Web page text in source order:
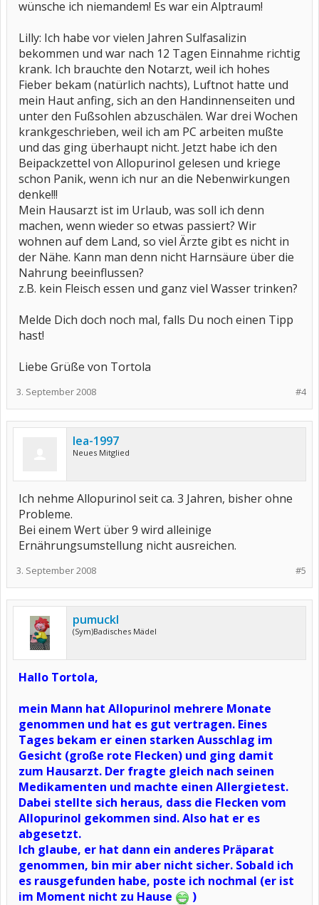
wünsche ich niemandem! Es war ein Alptraum!
Lilly: Ich habe vor vielen Jahren Sulfasalizin
bekommen und war nach 12 Tagen Einnahme richtig
krank. Ich brauchte den Notarzt, weil ich hohes
Fieber bekam (natürlich nachts), Luftnot hatte und
mein Haut anfing, sich an den Handinnenseiten und
unter den Fußsohlen abzuschälen. War drei Wochen
krankgeschrieben, weil ich am PC arbeiten mußte
und das ging überhaupt nicht. Jetzt habe ich den
Beipackzettel von Allopurinol gelesen und kriege
schon Panik, wenn ich nur an die Nebenwirkungen
denke!!!
Mein Hausarzt ist im Urlaub, was soll ich denn
machen, wenn wieder so etwas passiert? Wir
wohnen auf dem Land, so viel Ärzte gibt es nicht in
der Nähe. Kann man denn nicht Harnsäure über die
Nahrung beeinflussen?
z.B. kein Fleisch essen und ganz viel Wasser trinken?
Melde Dich doch noch mal, falls Du noch einen Tipp
hast!
Liebe Grüße von Tortola
#4
3. September 2008
lea-1997
Neues Mitglied
Ich nehme Allopurinol seit ca. 3 Jahren, bisher ohne
Probleme.
Bei einem Wert über 9 wird alleinige
Ernährungsumstellung nicht ausreichen.
#5
3. September 2008
pumuckl
(Sym)Badisches Mädel
Hallo Tortola,
mein Mann hat Allopurinol mehrere Monate
genommen und hat es gut vertragen. Eines
Tages bekam er einen starken Ausschlag im
Gesicht (große rote Flecken) und ging damit
zum Hausarzt. Der fragte gleich nach seinen
Medikamenten und machte einen Allergietest.
Dabei stellte sich heraus, dass die Flecken vom
Allopurinol gekommen sind. Also hat er es
abgesetzt.
Ich glaube, er hat dann ein anderes Präparat
genommen, bin mir aber nicht sicher. Sobald ich
es rausgefunden habe, poste ich nochmal (er ist
im Moment nicht zu Hause
)